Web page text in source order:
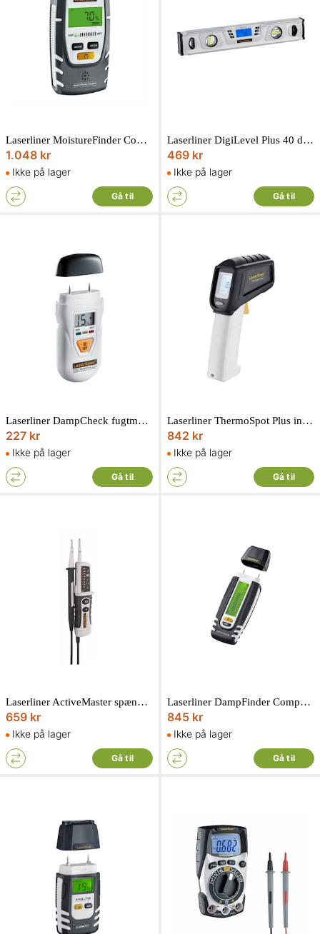
Laserliner MoistureFinder Compact fugttester
1.048 kr
Ikke på lager
Gå til
Laserliner DigiLevel Plus 40 digitalt vaterpas
469 kr
Ikke på lager
Gå til
Laserliner DampCheck fugtmåler
227 kr
Ikke på lager
Gå til
Laserliner ThermoSpot Plus infrarødt termometer
842 kr
Ikke på lager
Gå til
Laserliner ActiveMaster spændingstester 12-690V AC/DC
659 kr
Ikke på lager
Gå til
Laserliner DampFinder CompactPlus fugtmåler med bluetooth
845 kr
Ikke på lager
Gå til